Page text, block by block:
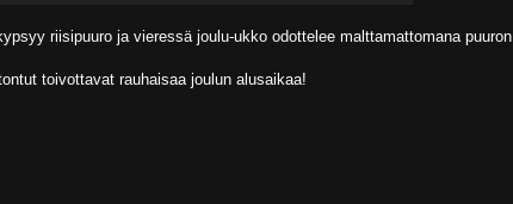
riisipuuro ja vieressä joulu-ukko odottelee malttamattomana puuron
toivottavat rauhaisaa joulun alusaikaa!